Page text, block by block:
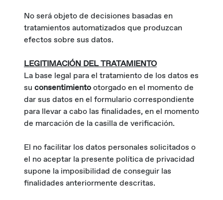
No será objeto de decisiones basadas en
tratamientos automatizados que produzcan
efectos sobre sus datos.
LEGITIMACIÓN DEL TRATAMIENTO
La base legal para el tratamiento de los datos es
su consentimientootorgado en el momento de
dar sus datos en el formulario correspondiente
para llevar a cabo las finalidades, en el momento
de marcación de la casilla de verificación.
El no facilitar los datos personales solicitados o
el no aceptar la presente política de privacidad
supone la imposibilidad de conseguir las
finalidades anteriormente descritas.